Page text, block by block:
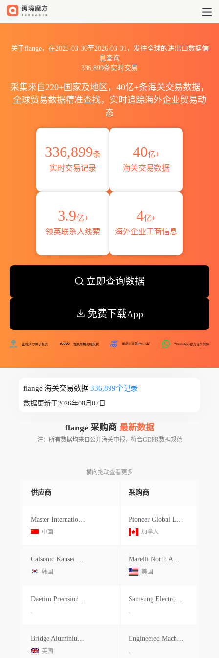
关于flange，在2025-03-30至2026-03-31，发往全球的进出口数据信
息查询
336,899条实时交易
采集来自220+国家及地区，40亿+条海关交易数据，
全球贸易数据精准查找，实时追踪海外企业贸易动
态
336,899条
实时交易记录
40亿+
海关交易数据
3.9亿+
领英联系人线索
4亿+
海外企业工商信息
立即查询数据
免费下载App
flange 海关交易数据 336,899个记录
数据更新于2026年08月07日
flange 采购商 最新数据
注：所有数据均来自公开海关申报，符合GDPR数据规范
横向拖动查看更多
供应商 采购商
Master International Logistics
中国
Pioneer Global Logistics,inc.
加拿大
Calsonic Kansei Korea Corp.
韩国
Marelli North America Inc
美国
Daerim Precision Vina
-
Samsung Electronics Home Appliance
-
Bridge Aluminium Limited
英国
Engineered Machined Products
-